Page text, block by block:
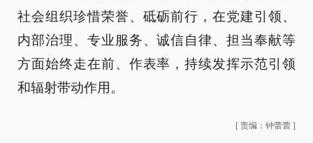
社会组织珍惜荣誉、砥砺前行，在党建引领、
内部治理、专业服务、诚信自律、担当奉献等
方面始终走在前、作表率，持续发挥示范引领
和辐射带动作用。
[ 责编：钟蕾蕾 ]